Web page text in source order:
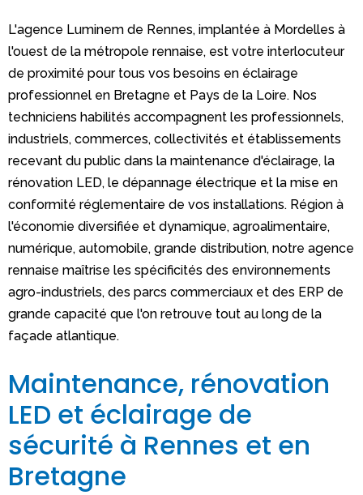
L'agence Luminem de Rennes, implantée à Mordelles à
l'ouest de la métropole rennaise, est votre interlocuteur
de proximité pour tous vos besoins en éclairage
professionnel en Bretagne et Pays de la Loire. Nos
techniciens habilités accompagnent les professionnels,
industriels, commerces, collectivités et établissements
recevant du public dans la maintenance d'éclairage, la
rénovation LED, le dépannage électrique et la mise en
conformité réglementaire de vos installations. Région à
l'économie diversifiée et dynamique, agroalimentaire,
numérique, automobile, grande distribution, notre agence
rennaise maîtrise les spécificités des environnements
agro-industriels, des parcs commerciaux et des ERP de
grande capacité que l'on retrouve tout au long de la
façade atlantique.
Maintenance, rénovation
LED et éclairage de
sécurité à Rennes et en
Bretagne